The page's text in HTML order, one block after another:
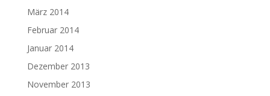
März 2014
Februar 2014
Januar 2014
Dezember 2013
November 2013